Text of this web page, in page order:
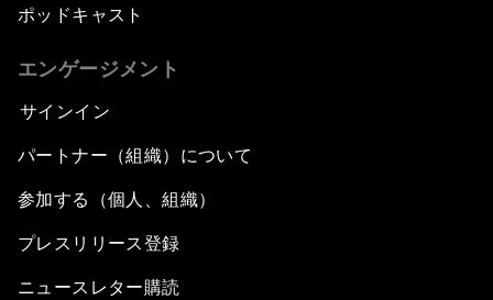
ポッドキャスト
エンゲージメント
サインイン
パートナー（組織）について
参加する（個人、組織）
プレスリリース登録
ニュースレター購読